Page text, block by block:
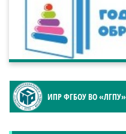
ИПР ФГБОУ ВО «ЛГПУ»